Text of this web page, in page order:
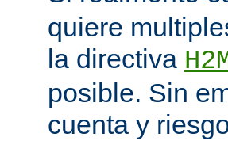
quiere
la directiva
posible. Sin
cuenta y